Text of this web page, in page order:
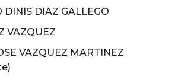
DINIS DIAZ GALLEGO
VAZQUEZ
VAZQUEZ MARTINEZ